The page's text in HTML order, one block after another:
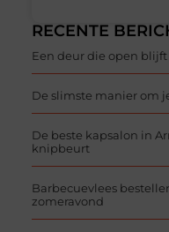
RECENTE
Een deur die open
De slimste manier om
De beste kapsalon in
knipbeurt
Barbecuevlees
zomeravond